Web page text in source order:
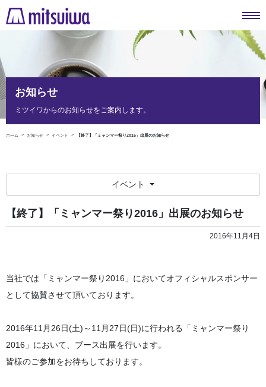
ホーム お知らせ イベント 【終了】「ミャンマー祭り2016」出展のお知らせ
お知らせ
ミツイワからのお知らせをご案内します。
【終了】「ミャンマー祭り2016」出展のお知らせ
2016年11月4日
当社では「ミャンマー祭り2016」においてオフィシャルスポンサー
として協賛させて頂いております。
2016年11月26日(土)～11月27日(日)に行われる「ミャンマー祭り
2016」において、ブース出展を行います。
皆様のご参加をお待ちしております。
イベント